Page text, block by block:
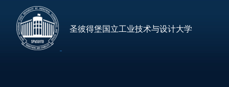
圣彼得堡国立工业技术与设计大学